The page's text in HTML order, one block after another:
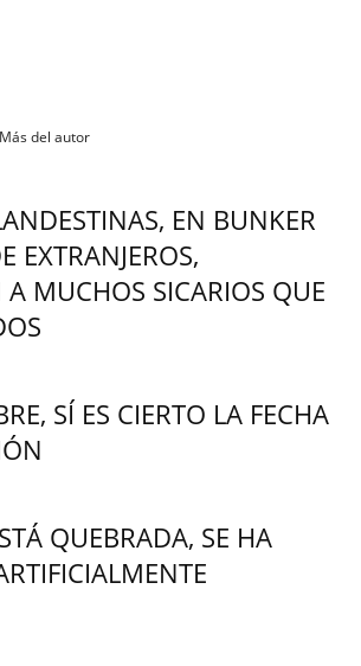
Más del autor
EN BUNKER
EXTRANJEROS,
MUCHOS SICARIOS QUE
SÍ ES CIERTO LA FECHA
QUEBRADA, SE HA